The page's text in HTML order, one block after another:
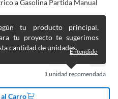
nuevo
a Gasolina Partida Manual
1unidad recomendada
tu producto principal,
tu proyecto te sugerimos
cantidad de unidades.Entendido
Carro